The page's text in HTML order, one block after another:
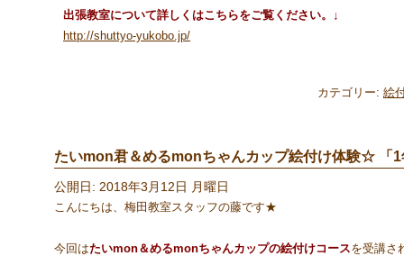
出張教室について詳しくはこちらをご覧ください。↓
http://shuttyo-yukobo.jp/
カテゴリー: 絵
たいmon君＆めるmonちゃんカップ絵付け体験☆
公開日: 2018年3月12日 月曜日
こんにちは、梅田教室スタッフの藤です★
今回はたいmon＆めるmonちゃんカップの絵付けコースを受講さ